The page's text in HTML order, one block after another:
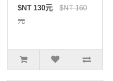
$NT 130元
$NT 160
元